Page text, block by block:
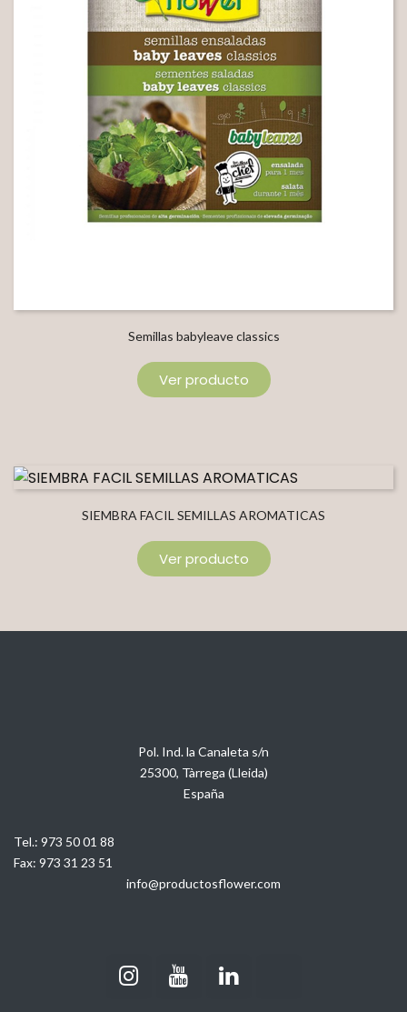
Semillas babyleave classics
Ver producto
SIEMBRA FACIL SEMILLAS AROMATICAS
Ver producto
Pol. Ind. la Canaleta s/n
25300, Tàrrega (Lleida)
España
Tel.: 973 50 01 88
Fax: 973 31 23 51
info@productosflower.com